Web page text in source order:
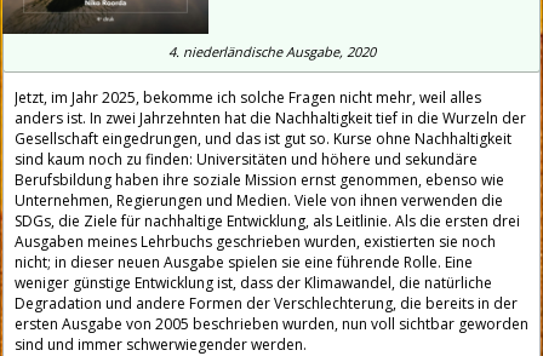
4. niederländischeAusgabe, 2020
Jetzt, im Jahr 2025, bekomme ich solche Fragen nicht mehr, weil alles
anders ist. In zwei Jahrzehnten hat die Nachhaltigkeit tief in die Wurzeln der
Gesellschaft eingedrungen, und das ist gut so. Kurse ohne Nachhaltigkeit
sind kaum noch zu finden: Universitäten und höhere und sekundäre
Berufsbildung haben ihre soziale Mission ernst genommen, ebenso wie
Unternehmen, Regierungen und Medien. Viele von ihnen verwenden die
SDGs, die Ziele für nachhaltige Entwicklung, als Leitlinie. Als die ersten drei
Ausgaben meines Lehrbuchs geschrieben wurden, existierten sie noch
nicht; in dieser neuen Ausgabe spielen sie eine führende Rolle. Eine
weniger günstige Entwicklung ist, dass der Klimawandel, die natürliche
Degradation und andere Formen der Verschlechterung, die bereits in der
ersten Ausgabe von 2005 beschrieben wurden, nun voll sichtbar geworden
sind und immer schwerwiegender werden.